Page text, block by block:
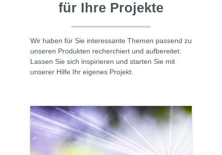
für Ihre Projekte
Wir haben für Sie interessante Themen passend zu
unseren Produkten recherchiert und aufbereitet.
Lassen Sie sich inspirieren und starten Sie mit
unserer Hilfe Ihr eigenes Projekt.